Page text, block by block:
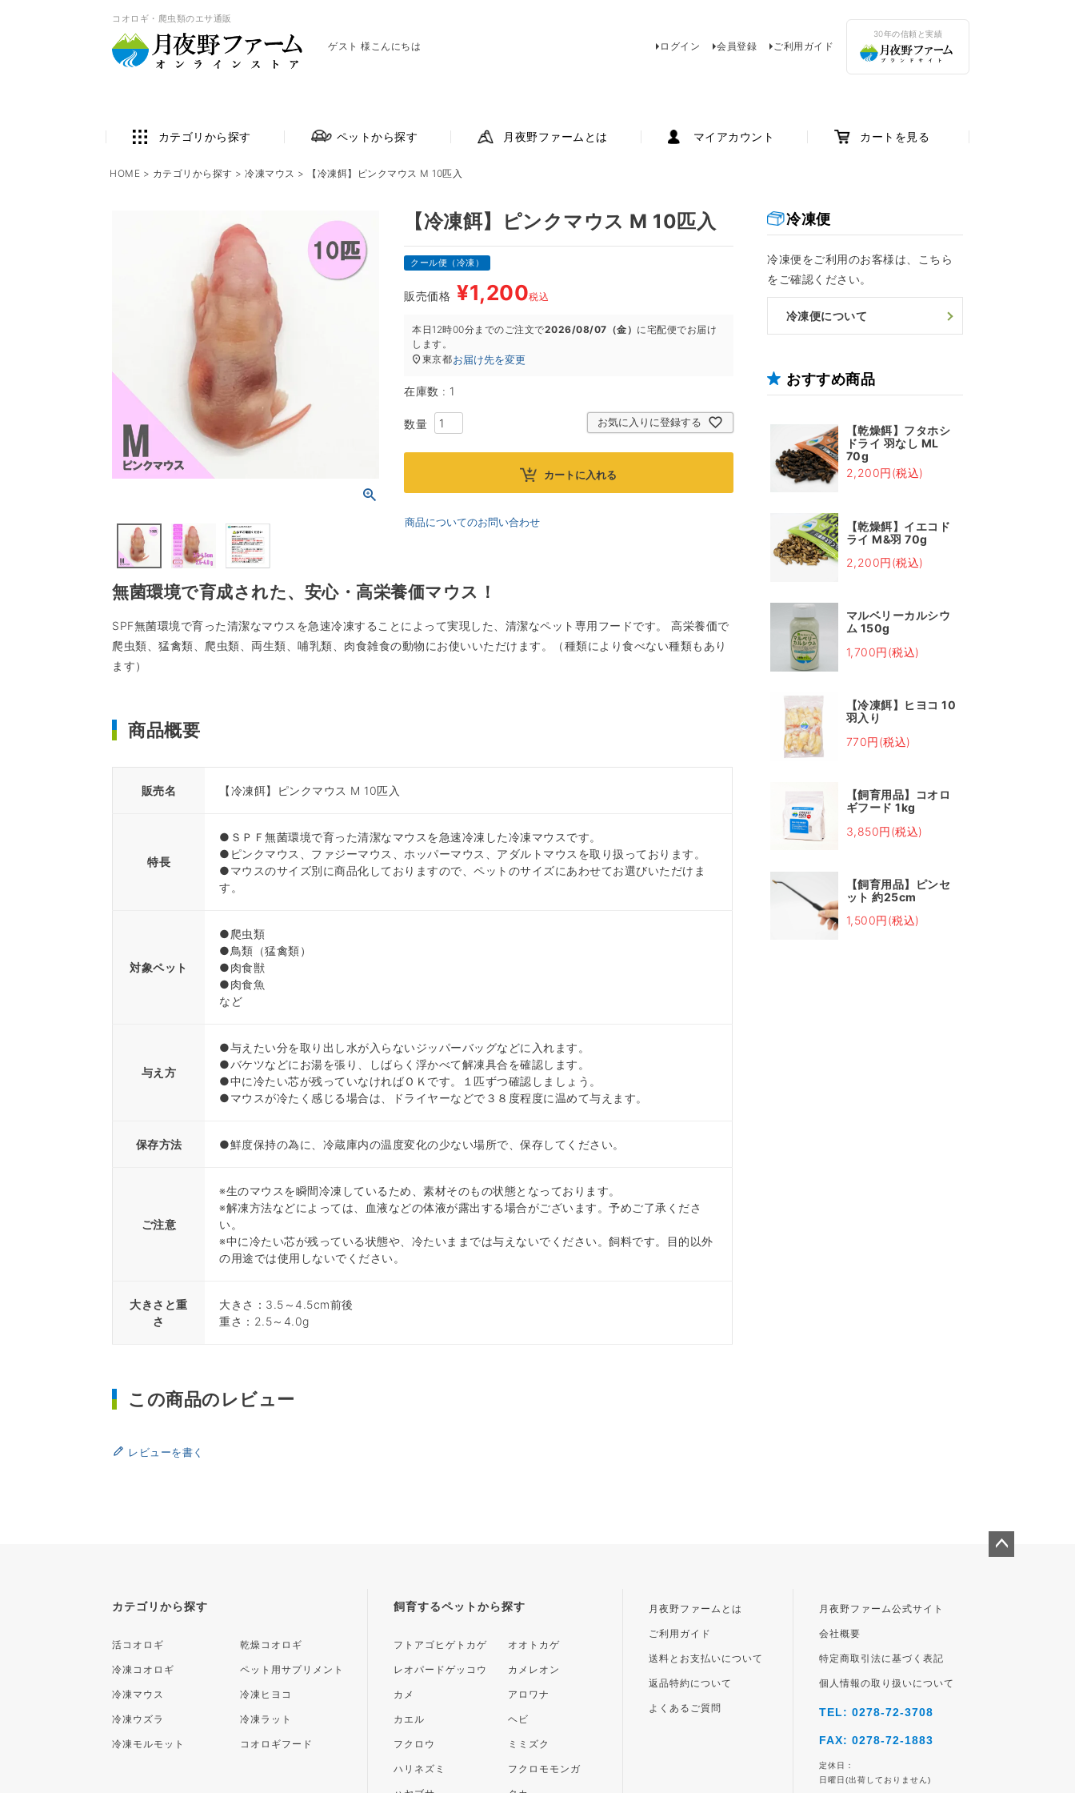
コオロギ・爬虫類のエサ通販
ゲスト 様こんにちは ログイン 会員登録 ご利用ガイド
30年の信頼と実績
カテゴリから探す ペットから探す 月夜野ファームとは マイアカウント カートを見る
HOME カテゴリから探す 冷凍マウス 【冷凍餌】ピンクマウス M 10匹入
冷凍便
冷凍便をご利用のお客様は、こちら
をご確認ください。
冷凍便について
おすすめ商品
【乾燥餌】フタホシ
ドライ 羽なし ML
70g
2,200円(税込)
【乾燥餌】イエコド
ライ M&羽 70g
2,200円(税込)
マルベリーカルシウ
ム 150g
1,700円(税込)
【冷凍餌】ヒヨコ 10
羽入り
770円(税込)
【飼育用品】コオロ
ギフード 1kg
3,850円(税込)
【飼育用品】ピンセ
ット 約25cm
1,500円(税込)
【冷凍餌】ピンクマウス M 10匹入
クール便（冷凍）
販売価格 ¥1,200税込
本日 12時00分までのご注文で2026/08/07（金） に宅配便でお届け
します。
東京都お届け先を変更
在庫数 1
お気に入りに登録する
カートに入れる
商品についてのお問い合わせ
無菌環境で育成された、安心・高栄養価マウス！
SPF無菌環境で育った清潔なマウスを急速冷凍することによって実現した、清潔なペット専用フードです。 高栄養価で
爬虫類、猛禽類、爬虫類、両生類、哺乳類、肉食雑食の動物にお使いいただけます。（種類により食べない種類もあり
ます）
商品概要
販売名 【冷凍餌】ピンクマウス M 10匹入
特長
●ＳＰＦ無菌環境で育った清潔なマウスを急速冷凍した冷凍マウスです。
●ピンクマウス、ファジーマウス、ホッパーマウス、アダルトマウスを取り扱っております。
●マウスのサイズ別に商品化しておりますので、ペットのサイズにあわせてお選びいただけま
す。
対象ペット
●爬虫類
●鳥類（猛禽類）
●肉食獣
●肉食魚
など
与え方
●与えたい分を取り出し水が入らないジッパーバッグなどに入れます。
●バケツなどにお湯を張り、しばらく浮かべて解凍具合を確認します。
●中に冷たい芯が残っていなければＯＫです。１匹ずつ確認しましょう。
●マウスが冷たく感じる場合は、ドライヤーなどで３８度程度に温めて与えます。
保存方法 ●鮮度保持の為に、冷蔵庫内の温度変化の少ない場所で、保存してください。
ご注意
※生のマウスを瞬間冷凍しているため、素材そのもの状態となっております。
※解凍方法などによっては、血液などの体液が露出する場合がございます。予めご了承くださ
い。
※中に冷たい芯が残っている状態や、冷たいままでは与えないでください。飼料です。目的以外
の用途では使用しないでください。
大きさと重
さ
大きさ：3.5～4.5cm前後
重さ：2.5～4.0g
この商品のレビュー
レビューを書く
カテゴリから探す
活コオロギ 乾燥コオロギ
冷凍コオロギ ペット用サプリメント
冷凍マウス 冷凍ヒヨコ
冷凍ウズラ 冷凍ラット
冷凍モルモット コオロギフード
飼育するペットから探す
フトアゴヒゲトカゲ オオトカゲ
レオパードゲッコウ カメレオン
カメ アロワナ
カエル ヘビ
フクロウ ミミズク
ハリネズミ フクロモモンガ
月夜野ファームとは
ご利用ガイド
送料とお支払いについて
返品特約について
よくあるご質問
月夜野ファーム公式サイト
会社概要
特定商取引法に基づく表記
個人情報の取り扱いについて
TEL: 0278-72-3708
FAX: 0278-72-1883
定休日：
日曜日(出荷しておりません)